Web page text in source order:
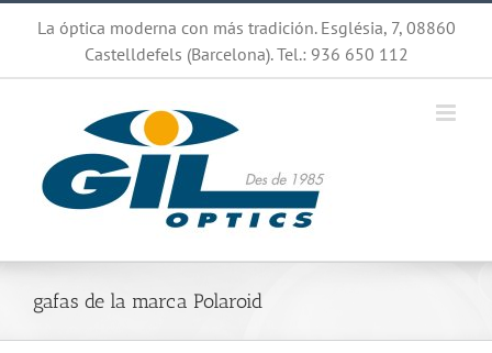
La óptica moderna con más tradición. Església, 7, 08860
Castelldefels (Barcelona). Tel.: 936 650 112
gafas de la marca Polaroid